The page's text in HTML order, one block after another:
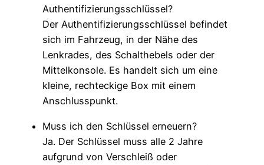
Authentifizierungsschlüssel?
Der Authentifizierungsschlüssel befindet
sich im Fahrzeug, in der Nähe des
Lenkrades, des Schalthebels oder der
Mittelkonsole. Es handelt sich um eine
kleine, rechteckige Box mit einem
Anschlusspunkt.
Muss ich den Schlüssel erneuern?
Ja. Der Schlüssel muss alle 2 Jahre
aufgrund von Verschleiß oder